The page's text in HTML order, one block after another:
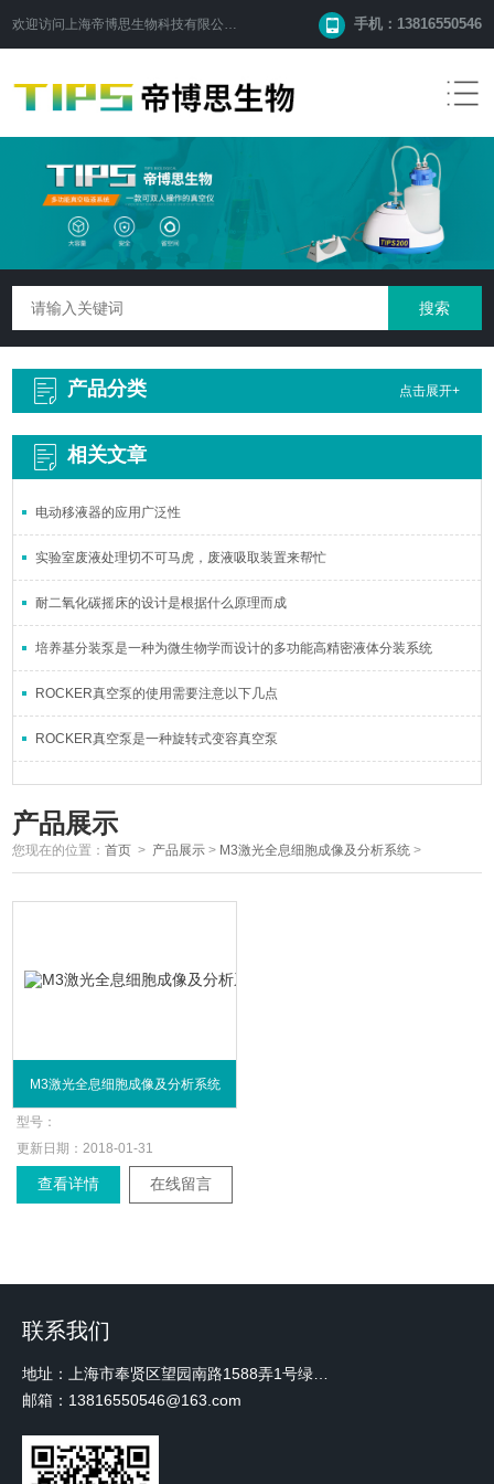
欢迎访问 上海帝博思生物科技有限公司 手机：13816550546
产品分类 点击展开+
相关文章
电动移液器的应用广泛性
实验室废液处理切不可马虎，废液吸取装置来帮忙
耐二氧化碳摇床的设计是根据什么原理而成
培养基分装泵是一种为微生物学而设计的多功能高精密液体分装系统
ROCKER真空泵的使用需要注意以下几点
ROCKER真空泵是一种旋转式变容真空泵
产品展示
您现在的位置：首页 > 产品展示 > M3激光全息细胞成像及分析系统 >
M3激光全息细胞成像及分析系统
型号：
更新日期： 2018-01-31
查看详情 在线留言
联系我们
邮箱：13816550546@163.com